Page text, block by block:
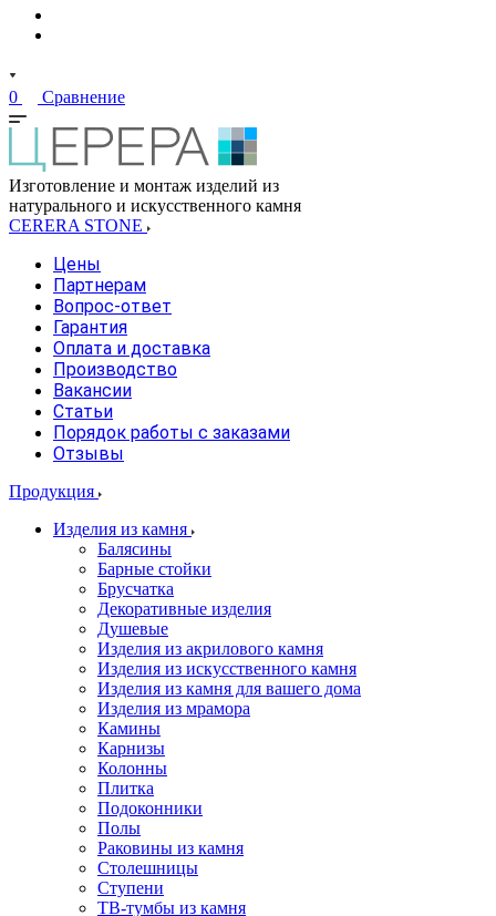
0 Сравнение
Изготовление и монтаж изделий из
натурального и искусственного камня
CERERA STONE
Цены
Партнерам
Вопрос-ответ
Гарантия
Оплата и доставка
Производство
Вакансии
Статьи
Порядок работы с заказами
Отзывы
Продукция
Изделия из камня
Балясины
Барные стойки
Брусчатка
Декоративные изделия
Душевые
Изделия из акрилового камня
Изделия из искусственного камня
Изделия из камня для вашего дома
Изделия из мрамора
Камины
Карнизы
Колонны
Плитка
Подоконники
Полы
Раковины из камня
Столешницы
Ступени
ТВ-тумбы из камня